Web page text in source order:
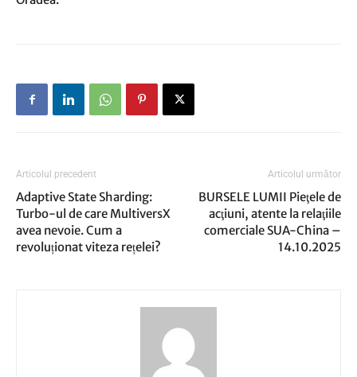
Articolul precedent
Adaptive State Sharding:
Turbo-ul de care MultiversX
avea nevoie. Cum a
revoluționat viteza rețelei?
Articolul următor
BURSELE LUMII Pieţele de
acţiuni, atente la relaţiile
comerciale SUA-China –
14.10.2025